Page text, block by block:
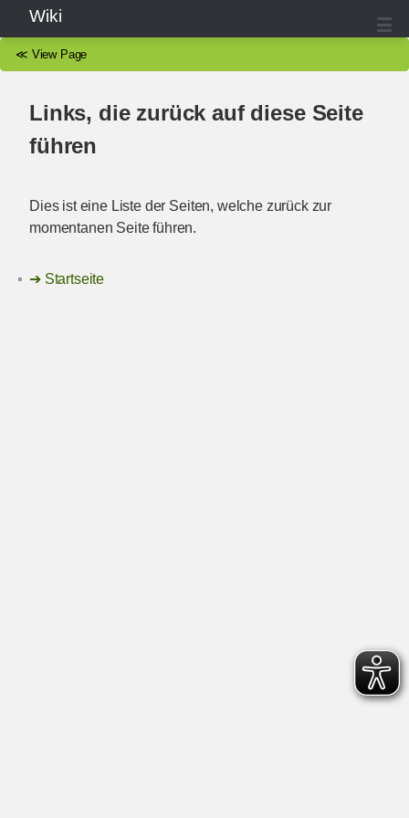
Wiki
≪ View Page
Links, die zurück auf diese Seite
führen
Dies ist eine Liste der Seiten, welche zurück zur
momentanen Seite führen.
Startseite